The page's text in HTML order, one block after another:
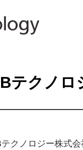
テクノロ
テクノロジー株式